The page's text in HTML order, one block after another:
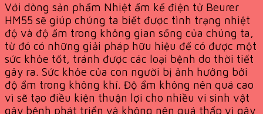
Với dòng sản phẩm Nhiệt ẩm kế điện tử Beurer
HM55 sẽ giúp chúng ta biết được tình trạng nhiệt
độ và độ ẩm trong không gian sống của chúng ta,
từ đó có những giải pháp hữu hiệu để có được một
sức khỏe tốt, tránh được các loại bệnh do thời tiết
gây ra. Sức khỏe của con người bị ảnh hưởng bởi
độ ẩm trong không khí. Độ ẩm không nên quá cao
vì sẽ tạo điều kiện thuận lợi cho nhiều vi sinh vật
gây bệnh phát triển và không nên quá thấp vì gây